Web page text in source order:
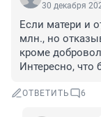
30 декабря
Если матери и
млн., но
кроме
Интересно,
ОТВЕТИТЬ 6